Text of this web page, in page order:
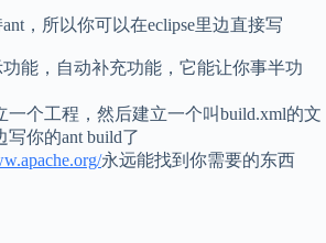
，所以你可以在eclipse里边直接写
功能，自动补充功能，它能让你事半功
一个工程，然后建立一个叫build.xml的文
你的ant build了
永远能找到你需要的东西